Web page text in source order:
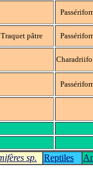
Traquet pâtre
sp. Reptiles